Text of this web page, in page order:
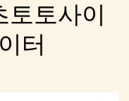
토토사이
터